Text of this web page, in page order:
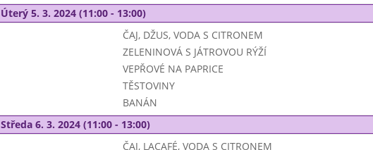
Úterý 5. 3. 2024 (11:00 - 13:00)
ČAJ, DŽUS, VODA S CITRONEM
ZELENINOVÁ S JÁTROVOU RÝŽÍ
VEPŘOVÉ NA PAPRICE
TĚSTOVINY
BANÁN
Středa 6. 3. 2024 (11:00 - 13:00)
ČAJ, LACAFÉ, VODA S CITRONEM